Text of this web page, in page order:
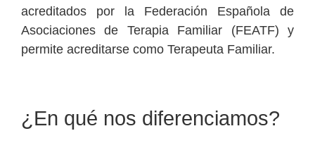
acreditados por la Federación Española de
Asociaciones de Terapia Familiar (FEATF) y
permite acreditarse como Terapeuta Familiar.
¿En qué nos diferenciamos?